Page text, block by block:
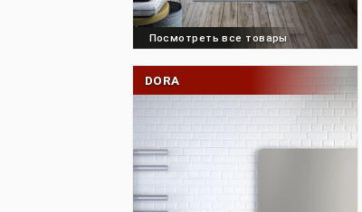
Посмотреть все товары